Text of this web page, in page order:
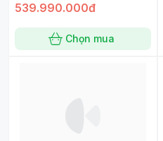
539.990.000đ
Chọn mua